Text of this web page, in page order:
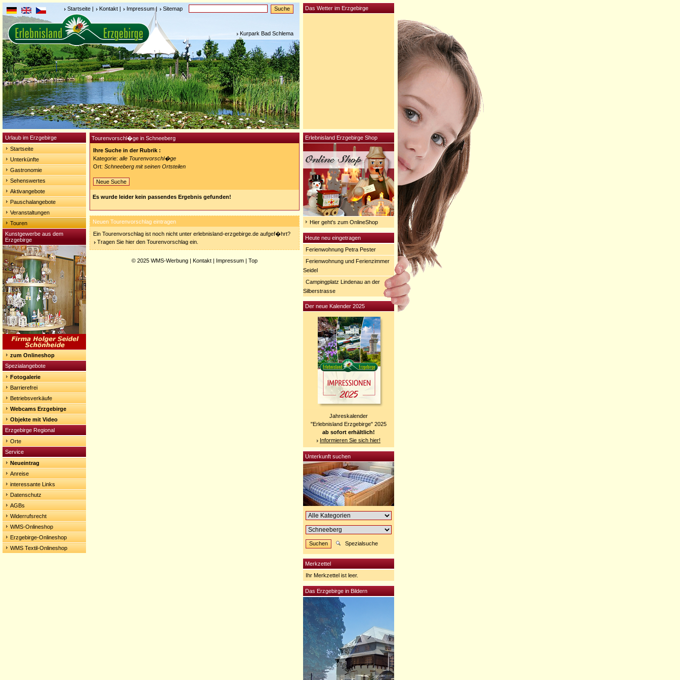
Startseite | Kontakt | Impressum| Sitemap
Kurpark Bad Schlema
Urlaub im Erzgebirge
Startseite
Unterkünfte
Gastronomie
Sehenswertes
Aktivangebote
Pauschalangebote
Veranstaltungen
Touren
Kunstgewerbe aus dem
Erzgebirge
zum Onlineshop
Spezialangebote
Fotogalerie
Barrierefrei
Betriebsverkäufe
Webcams Erzgebirge
Objekte mit Video
Erzgebirge Regional
Orte
Service
Neueintrag
Anreise
interessante Links
Datenschutz
AGBs
Widerrufsrecht
WMS-Onlineshop
Erzgebirge-Onlineshop
WMS Textil-Onlineshop
Tourenvorschl�ge in Schneeberg
Ihre Suche in der Rubrik :
Kategorie: alle Tourenvorschl�ge
Ort: Schneeberg mit seinen Ortsteilen
Neue Suche
Es wurde leider kein passendes Ergebnis gefunden!
Neuen Tourenvorschlag eintragen
Ein Tourenvorschlag ist noch nicht unter erlebnisland-erzgebirge.de aufgef�hrt?
Tragen Sie hier den Tourenvorschlag ein.
© 2025 WMS-Werbung | Kontakt | Impressum | Top
Erlebnisland Erzgebirge Shop
Hier geht's zum OnlineShop
Heute neu eingetragen
Ferienwohnung Petra Pester
Ferienwohnung und Ferienzimmer
Seidel
Campingplatz Lindenau an der
Silberstrasse
Der neue Kalender 2025
Jahreskalender
"Erlebnisland Erzgebirge" 2025
ab sofort erhältlich!
Informieren Sie sich hier!
Unterkunft suchen
Spezialsuche
Merkzettel
Ihr Merkzettel ist leer.
Das Erzgebirge in Bildern
Das Wetter im Erzgebirge